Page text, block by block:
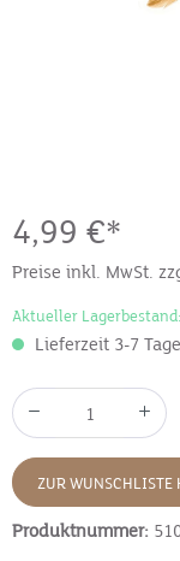
4,99 €*
Preise inkl. MwSt.
Aktueller
Lieferzeit 3-7 Tage
ZUR WUNSCHLISTE
Produktnummer: